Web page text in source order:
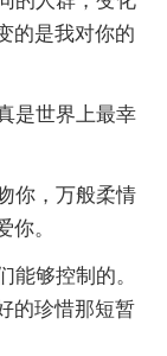
的是我对你的
是世界上最幸
你，万般柔情
你。
够控制的。
的珍惜那短暂